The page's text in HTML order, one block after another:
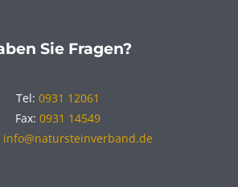
Sie Fragen?
Tel: 0931 12061
Fax: 0931 14549
info@natursteinverband.de